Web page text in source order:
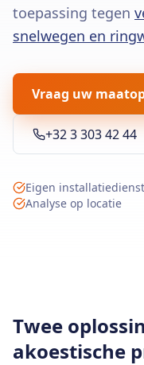
toepassing tegen
snelwegen en
Vraag uw
+32 3 303 42 44
Eigen installatiedienst
Analyse op locatie
Twee
akoestische